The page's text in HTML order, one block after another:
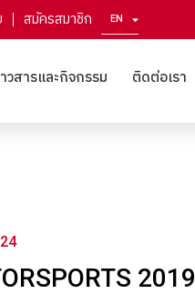
สมัครสมาชิก EN
ZH
วสารและกิจกรรม ติดต่อเรา
2019